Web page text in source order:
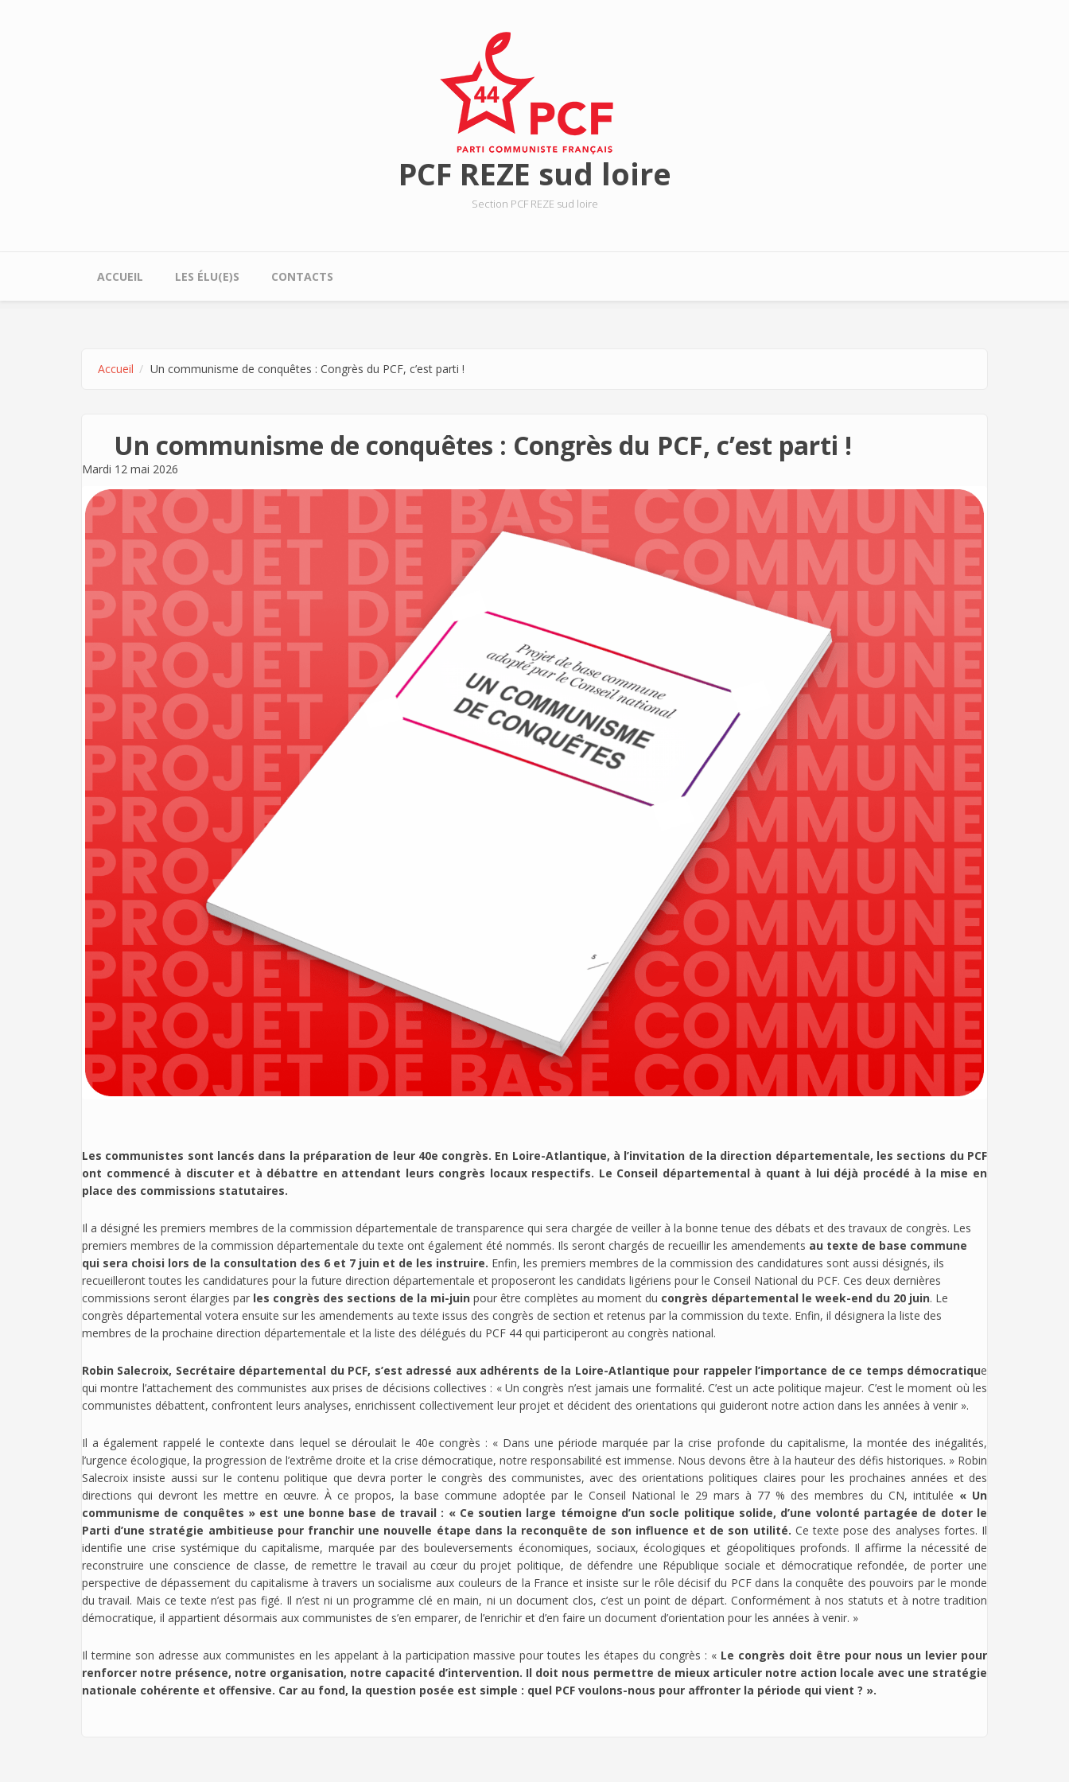
PCF REZE sud loire
Section PCF REZE sud loire
ACCUEIL LES ÉLU(E)S CONTACTS
Accueil Un communisme de conquêtes : Congrès du PCF, c’est parti !
Un communisme de conquêtes : Congrès du PCF, c’est parti !
Mardi 12 mai 2026
Les communistes sont lancés dans la préparation de leur 40e congrès. En Loire-Atlantique, à l’invitation de la direction départementale, les sections du PCF
ont commencé à discuter et à débattre en attendant leurs congrès locaux respectifs. Le Conseil départemental à quant à lui déjà procédé à la mise en
place des commissions statutaires.
Il a désigné les premiers membres de la commission départementale de transparence qui sera chargée de veiller à la bonne tenue des débats et des travaux de congrès. Les
premiers membres de la commission départementale du texte ont également été nommés. Ils seront chargés de recueillir les amendements au texte de base commune
qui sera choisi lors de la consultation des 6 et 7 juin et de les instruire. Enfin, les premiers membres de la commission des candidatures sont aussi désignés, ils
recueilleront toutes les candidatures pour la future direction départementale et proposeront les candidats ligériens pour le Conseil National du PCF. Ces deux dernières
commissions seront élargies par les congrès des sections de la mi-juin pour être complètes au moment du congrès départemental le week-end du 20 juin. Le
congrès départemental votera ensuite sur les amendements au texte issus des congrès de section et retenus par la commission du texte. Enfin, il désignera la liste des
membres de la prochaine direction départementale et la liste des délégués du PCF 44 qui participeront au congrès national.
Robin Salecroix, Secrétaire départemental du PCF, s’est adressé aux adhérents de la Loire-Atlantique pour rappeler l’importance de ce temps démocratique
qui montre l’attachement des communistes aux prises de décisions collectives : « Un congrès n’est jamais une formalité. C’est un acte politique majeur. C’est le moment où les
communistes débattent, confrontent leurs analyses, enrichissent collectivement leur projet et décident des orientations qui guideront notre action dans les années à venir ».
Il a également rappelé le contexte dans lequel se déroulait le 40e congrès : « Dans une période marquée par la crise profonde du capitalisme, la montée des inégalités,
l’urgence écologique, la progression de l’extrême droite et la crise démocratique, notre responsabilité est immense. Nous devons être à la hauteur des défis historiques. » Robin
Salecroix insiste aussi sur le contenu politique que devra porter le congrès des communistes, avec des orientations politiques claires pour les prochaines années et des
directions qui devront les mettre en œuvre. À ce propos, la base commune adoptée par le Conseil National le 29 mars à 77 % des membres du CN, intitulée « Un
communisme de conquêtes » est une bonne base de travail : « Ce soutien large témoigne d’un socle politique solide, d’une volonté partagée de doter le
Parti d’une stratégie ambitieuse pour franchir une nouvelle étape dans la reconquête de son influence et de son utilité. Ce texte pose des analyses fortes. Il
identifie une crise systémique du capitalisme, marquée par des bouleversements économiques, sociaux, écologiques et géopolitiques profonds. Il affirme la nécessité de
reconstruire une conscience de classe, de remettre le travail au cœur du projet politique, de défendre une République sociale et démocratique refondée, de porter une
perspective de dépassement du capitalisme à travers un socialisme aux couleurs de la France et insiste sur le rôle décisif du PCF dans la conquête des pouvoirs par le monde
du travail. Mais ce texte n’est pas figé. Il n’est ni un programme clé en main, ni un document clos, c’est un point de départ. Conformément à nos statuts et à notre tradition
démocratique, il appartient désormais aux communistes de s’en emparer, de l’enrichir et d’en faire un document d’orientation pour les années à venir. »
Il termine son adresse aux communistes en les appelant à la participation massive pour toutes les étapes du congrès : «Le congrès doit être pour nous un levier pour
renforcer notre présence, notre organisation, notre capacité d’intervention. Il doit nous permettre de mieux articuler notre action locale avec une stratégie
nationale cohérente et offensive. Car au fond, la question posée est simple : quel PCF voulons-nous pour affronter la période qui vient ? ».